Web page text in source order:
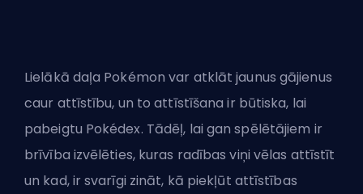
Lielākā daļa Pokémon var atklāt jaunus gājienus
caur attīstību, un to attīstīšana ir būtiska, lai
pabeigtu Pokédex. Tādēļ, lai gan spēlētājiem ir
brīvība izvēlēties, kuras radības viņi vēlas attīstīt
un kad, ir svarīgi zināt, kā piekļūt attīstības